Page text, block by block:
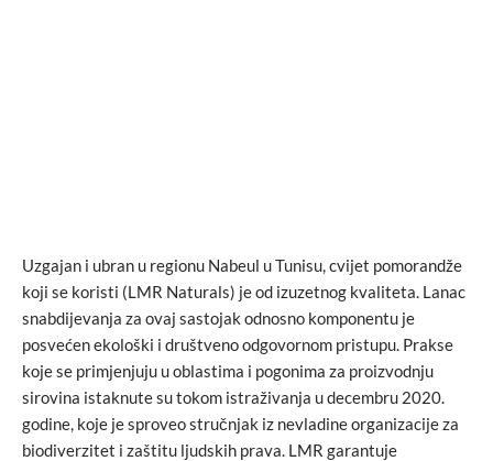
Uzgajan i ubran u regionu Nabeul u Tunisu, cvijet pomorandže
koji se koristi (LMR Naturals) je od izuzetnog kvaliteta. Lanac
snabdijevanja za ovaj sastojak odnosno komponentu je
posvećen ekološki i društveno odgovornom pristupu. Prakse
koje se primjenjuju u oblastima i pogonima za proizvodnju
sirovina istaknute su tokom istraživanja u decembru 2020.
godine, koje je sproveo stručnjak iz nevladine organizacije za
biodiverzitet i zaštitu ljudskih prava. LMR garantuje